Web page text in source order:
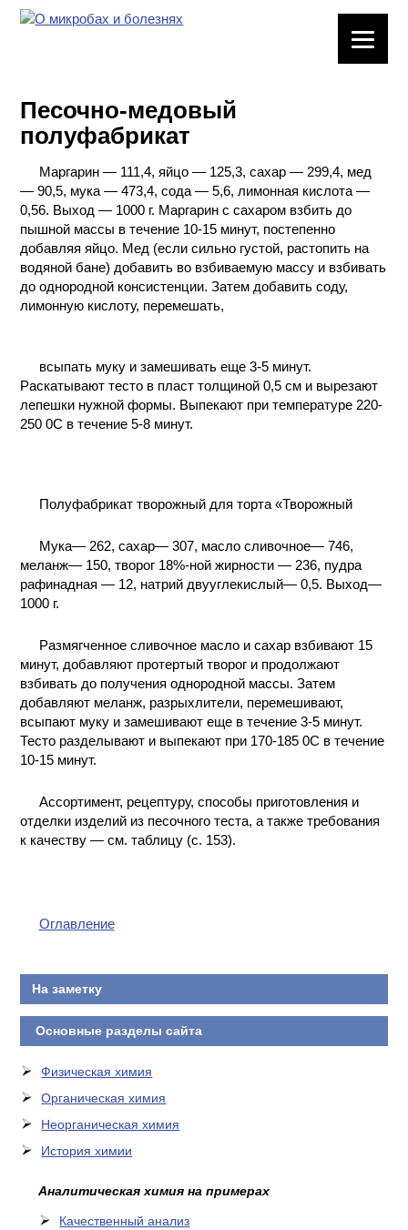
ХИМИЧЕСКАЯ
ПОСУДА
ВРЕДНЫЕ
ФАКТОРЫ
МЕТОДЫ
ПРАКТИЧЕСКОЙ
ХИМИИ
И ХИМИЧЕСКАЯ
ТЕХНОЛОГИЯ
КОНТАКТЫ
Песочно-медовый
полуфабрикат
Маргарин — 111,4, яйцо — 125,3, сахар — 299,4, мед
— 90,5, мука — 473,4, сода — 5,6, лимонная кислота —
0,56. Выход — 1000 г. Маргарин с сахаром взбить до
пышной массы в течение 10-15 минут, постепенно
добавляя яйцо. Мед (если сильно густой, растопить на
водяной бане) добавить во взбиваемую массу и взбивать
до однородной консистенции. Затем добавить соду,
лимонную кислоту, перемешать,
всыпать муку и замешивать еще 3-5 минут.
Раскатывают тесто в пласт толщиной 0,5 см и вырезают
лепешки нужной формы. Выпекают при температуре 220-
250 0C в течение 5-8 минут.
Полуфабрикат творожный для торта «Творожный
Мука— 262, сахар— 307, масло сливочное— 746,
меланж— 150, творог 18%-ной жирности — 236, пудра
рафинадная — 12, натрий двууглекислый— 0,5. Выход—
1000 г.
Размягченное сливочное масло и сахар взбивают 15
минут, добавляют протертый творог и продолжают
взбивать до получения однородной массы. Затем
добавляют меланж, разрыхлители, перемешивают,
всыпают муку и замешивают еще в течение 3-5 минут.
Тесто разделывают и выпекают при 170-185 0C в течение
10-15 минут.
Ассортимент, рецептуру, способы приготовления и
отделки изделий из песочного теста, а также требования
к качеству — см. таблицу (с. 153).
Оглавление
На заметку
Основные разделы сайта
Физическая химия
Органическая химия
Неорганическая химия
История химии
Аналитическая химия на примерах
Качественный анализ